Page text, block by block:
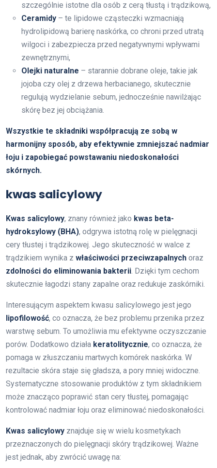
szczególnie istotne dla osób z cerą tłustą i trądzikową,
Ceramidy – te lipidowe cząsteczki wzmacniają
hydrolipidową barierę naskórka, co chroni przed utratą
wilgoci i zabezpiecza przed negatywnymi wpływami
zewnętrznymi,
Olejki naturalne – starannie dobrane oleje, takie jak
jojoba czy olej z drzewa herbacianego, skutecznie
regulują wydzielanie sebum, jednocześnie nawilżając
skórę bez jej obciążania.
Wszystkie te składniki współpracują ze sobą w
harmonijny sposób, aby efektywnie zmniejszać nadmiar
łoju i zapobiegać powstawaniu niedoskonałości
skórnych.
kwas salicylowy
Kwas salicylowy, znany również jako kwas beta-
hydroksylowy (BHA), odgrywa istotną rolę w pielęgnacji
cery tłustej i trądzikowej. Jego skuteczność w walce z
trądzikiem wynika z właściwości przeciwzapalnych oraz
zdolności do eliminowania bakterii. Dzięki tym cechom
skutecznie łagodzi stany zapalne oraz redukuje zaskórniki.
Interesującym aspektem kwasu salicylowego jest jego
lipofilowość, co oznacza, że bez problemu przenika przez
warstwę sebum. To umożliwia mu efektywne oczyszczanie
porów. Dodatkowo działa keratolitycznie, co oznacza, że
pomaga w złuszczaniu martwych komórek naskórka. W
rezultacie skóra staje się gładsza, a pory mniej widoczne.
Systematyczne stosowanie produktów z tym składnikiem
może znacząco poprawić stan cery tłustej, pomagając
kontrolować nadmiar łoju oraz eliminować niedoskonałości.
Kwas salicylowy znajduje się w wielu kosmetykach
przeznaczonych do pielęgnacji skóry trądzikowej. Ważne
jest jednak, aby zwrócić uwagę na: